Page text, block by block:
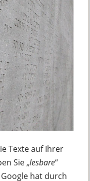
Texte auf Ihrer
Sie „lesbare“
hat durch